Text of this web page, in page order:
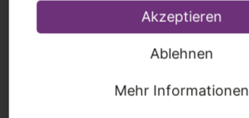
Akzeptieren
Ablehnen
Mehr Informationen